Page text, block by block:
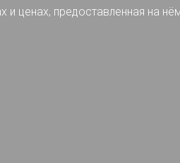
ценах, предоставленная на